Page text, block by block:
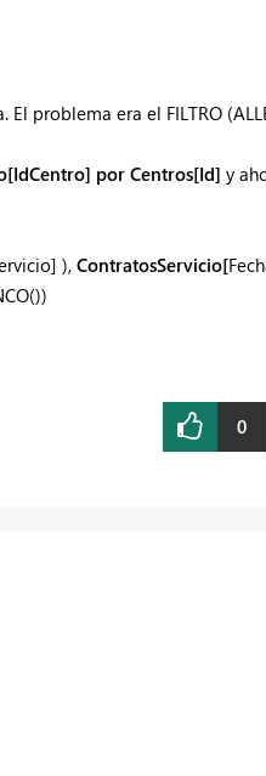
problema era el FILTRO
por Centros[Id] y
),ContratosServicio[
())
0